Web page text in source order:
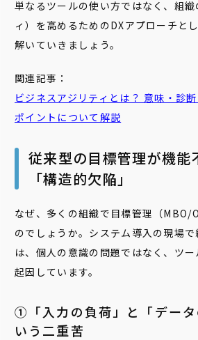
単なるツールの使い方ではなく、組
ィ）を高めるためのDXアプローチと
解いていきましょう。
関連記事：
ビジネスアジリティとは？ 意味・診
ポイントについて解説
従来型の目標管理が機能
「構造的欠陥」
なぜ、多くの組織で目標管理（MBO/
のでしょうか。システム導入の現場
は、個人の意識の問題ではなく、ツ
起因しています。
➀「入力の負荷」と「データ
いう二重苦